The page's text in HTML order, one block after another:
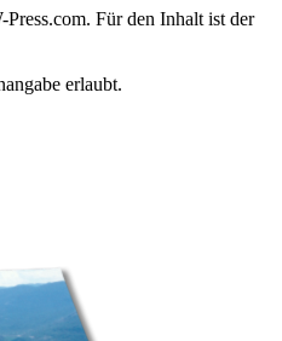
Für den Inhalt ist der
erlaubt.